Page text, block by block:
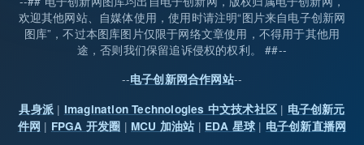
欢迎其他网站、自媒体使用，使用时请注明“图片来自电子创新网
图库”，不过本图库图片仅限于网络文章使用，不得用于其他用
途，否则我们保留追诉侵权的权利。 ##--
--电子创新网合作网站--
具身派 | Imagination Technologies 中文技术社区| 电子创新元
件网 | FPGA 开发圈 | MCU 加油站 | EDA 星球 | 电子创新直播网